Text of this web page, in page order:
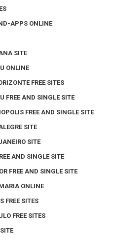
APPS ONLINE
SITE
ONLINE
FREE SITES
FREE AND SINGLE SITE
FREE AND SINGLE SITE
SITE
SITE
AND SINGLE SITE
FREE AND SINGLE SITE
ONLINE
FREE SITES
FREE SITES